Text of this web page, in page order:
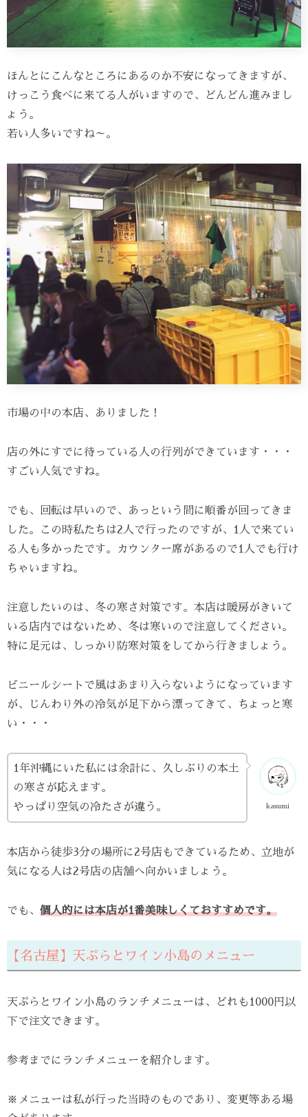
ほんとにこんなところにあるのか不安になってきますが、
けっこう食べに来てる人がいますので、どんどん進みまし
ょう。
若い人多いですね～。
市場の中の本店、ありました！
店の外にすでに待っている人の行列ができています・・・
すごい人気ですね。
でも、回転は早いので、あっという間に順番が回ってきま
した。この時私たちは2人で行ったのですが、1人で来てい
る人も多かったです。カウンター席があるので1人でも行け
ちゃいますね。
注意したいのは、冬の寒さ対策です。本店は暖房がきいて
いる店内ではないため、冬は寒いので注意してください。
特に足元は、しっかり防寒対策をしてから行きましょう。
ビニールシートで風はあまり入らないようになっています
が、じんわり外の冷気が足下から漂ってきて、ちょっと寒
い・・・
kasumi
1年沖縄にいた私には余計に、久しぶりの本土
の寒さが応えます。
やっぱり空気の冷たさが違う。
本店から徒歩3分の場所に2号店もできているため、立地が
気になる人は2号店の店舗へ向かいましょう。
でも、 個人的には本店が1番美味しくておすすめです。
【名古屋】天ぷらとワイン小島のメニュー
天ぷらとワイン小島のランチメニューは、どれも1000円以
下で注文できます。
参考までにランチメニューを紹介します。
※メニューは私が行った当時のものであり、変更等ある場